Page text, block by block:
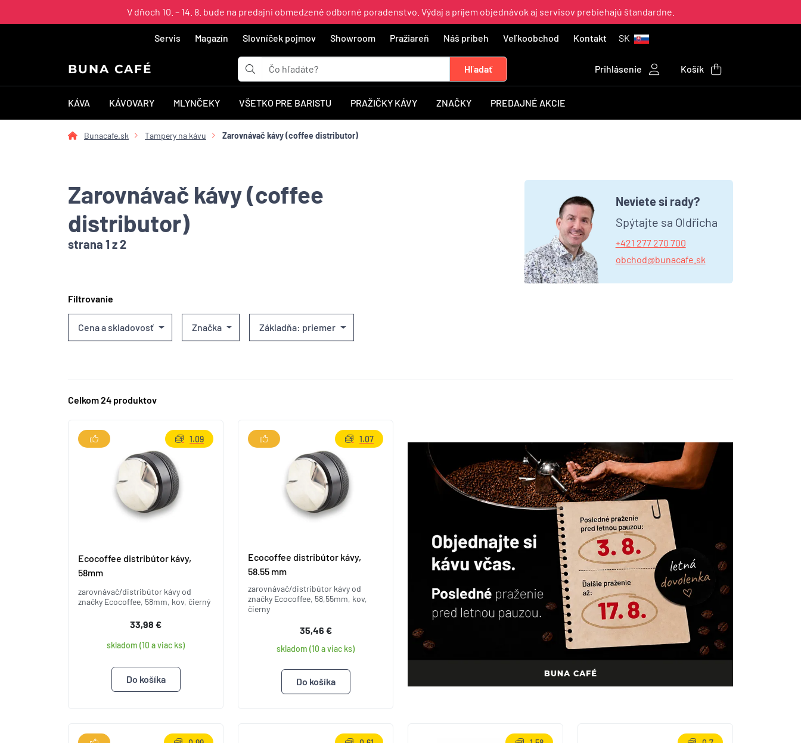
V dňoch 10. – 14. 8. bude na predajni obmedzené odborné poradenstvo. Výdaj a príjem objednávok aj servisov prebiehajú štandardne.
Servis Magazín Slovníček pojmov Showroom Pražiareň Náš príbeh Veľkoobchod Kontakt SK
BUNA CAFÉ Prihlásenie Košík
KÁVA KÁVOVARY MLYNČEKY VŠETKO PRE BARISTU PRAŽIČKY KÁVY ZNAČKY PREDAJNÉ AKCIE
Bunacafe.sk Tampery na kávu Zarovnávač kávy (coffee distributor)
Zarovnávač kávy (coffee
distributor)
strana 1 z 2
Neviete si rady?
Spýtajte sa Oldřicha
+421 277 270 700
obchod@bunacafe.sk
Filtrovanie
Cena a skladovosť Značka Základňa: priemer
Celkom 24 produktov
Ecocoffee distribútor kávy,
58mm
zarovnávač/distribútor kávy od
značky Ecocoffee, 58mm, kov, čierný
33,98 €
skladom (10 a viac ks)
1.09
Ecocoffee distribútor kávy,
58.55 mm
zarovnávač/distribútor kávy od
značky Ecocoffee, 58,55mm, kov,
čierny
35,46 €
skladom (10 a viac ks)
1.07